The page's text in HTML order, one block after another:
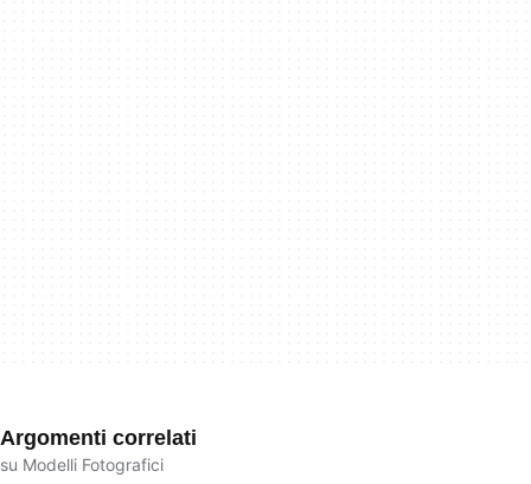
Argomenti correlati
su Modelli Fotografici